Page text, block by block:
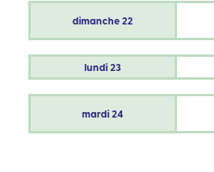
dimanche22
lundi23
mardi24